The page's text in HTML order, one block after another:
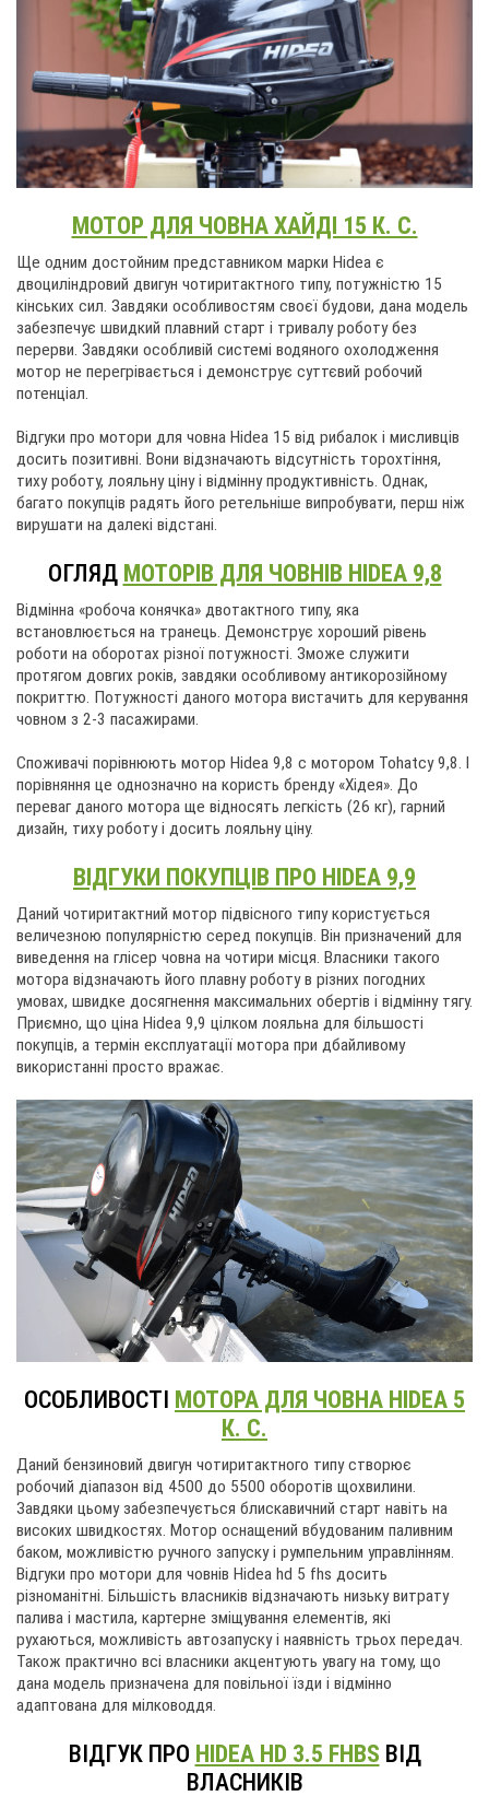
МОТОР ДЛЯ ЧОВНА ХАЙДІ 15 К. С.
Ще одним достойним представником марки Hidea є
двоциліндровий двигун чотиритактного типу, потужністю 15
кінських сил. Завдяки особливостям своєї будови, дана модель
забезпечує швидкий плавний старт і тривалу роботу без
перерви. Завдяки особливій ​​системі водяного охолодження
мотор не перегрівається і демонструє суттєвий робочий
потенціал.
Відгуки про мотори для човна Hidea 15 від рибалок і мисливців
досить позитивні. Вони відзначають відсутність торохтіння,
тиху роботу, лояльну ціну і відмінну продуктивність. Однак,
багато покупців радять його ретельніше випробувати, перш ніж
вирушати на далекі відстані.
ОГЛЯД МОТОРІВ ДЛЯ ЧОВНІВ HIDEA 9,8
Відмінна «робоча конячка» двотактного типу, яка
встановлюється на транець. Демонструє хороший рівень
роботи на оборотах різної потужності. Зможе служити
протягом довгих років, завдяки особливому антикорозійному
покриттю. Потужності даного мотора вистачить для керування
човном з 2-3 пасажирами.
Споживачі порівнюють мотор Hidea 9,8 с мотором Tohatcy 9,8. І
порівняння це однозначно на користь бренду «Хідея». До
переваг даного мотора ще відносять легкість (26 кг), гарний
дизайн, тиху роботу і досить лояльну ціну.
ВІДГУКИ ПОКУПЦІВ ПРО HIDEA 9,9
Даний чотиритактний мотор підвісного типу користується
величезною популярністю серед покупців. Він призначений для
виведення на глісер човна на чотири місця. Власники такого
мотора відзначають його плавну роботу в різних погодних
умовах, швидке досягнення максимальних обертів і відмінну тягу.
Приємно, що ціна Hidea 9,9 цілком лояльна для більшості
покупців, а термін експлуатації мотора при дбайливому
використанні просто вражає.
ОСОБЛИВОСТІ МОТОРА ДЛЯ ЧОВНА HIDEA 5
К. С.
Даний бензиновий двигун чотиритактного типу створює
робочий діапазон від 4500 до 5500 оборотів щохвилини.
Завдяки цьому забезпечується блискавичний старт навіть на
високих швидкостях. Мотор оснащений вбудованим паливним
баком, можливістю ручного запуску і румпельним управлінням.
Відгуки про мотори для човнів Hidea hd 5 fhs досить
різноманітні. Більшість власників відзначають низьку витрату
палива і мастила, картерне зміщування елементів, які
рухаються, можливість автозапуску і наявність трьох передач.
Також практично всі власники акцентують увагу на тому, що
дана модель призначена для повільної їзди і відмінно
адаптована для мілководдя.
ВІДГУК ПРО HIDEA HD 3.5 FHBS ВІД
ВЛАСНИКІВ